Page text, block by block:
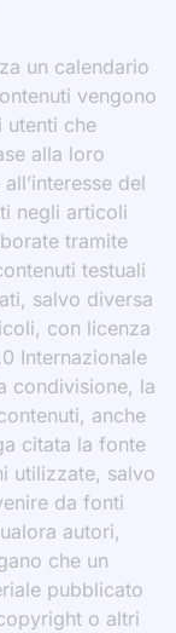
un calendario
vengono
che
alla loro
del
negli articoli
tramite
testuali
salvo diversa
con licenza
Internazionale
condivisione, la
anche
citata la fonte
utilizzate, salvo
da fonti
autori,
che un
pubblicato
o altri